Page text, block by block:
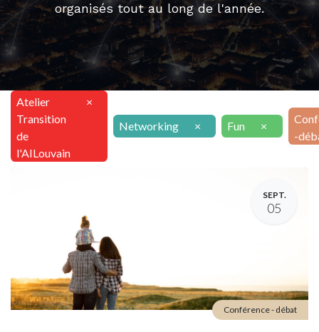
organisés tout au long de l'année.
Atelier
Transition
de
l'AILouvain
×
Networking
× Fun ×
-
SEPT.
05
Conférence - débat